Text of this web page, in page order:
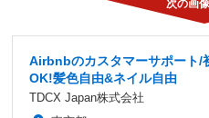
Airbnbのカスタマーサポート/
OK!髪色自由&ネイル自由
TDCX Japan株式会社